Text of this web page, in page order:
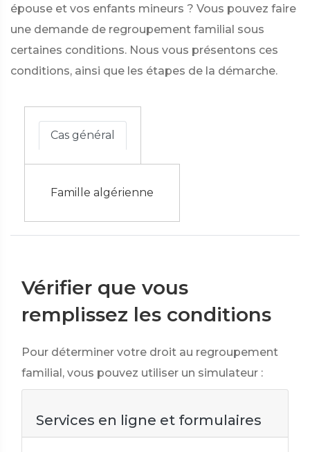
épouse et vos enfants mineurs ? Vous pouvez faire
une demande de regroupement familial sous
certaines conditions. Nous vous présentons ces
conditions, ainsi que les étapes de la démarche.
Cas général
Famille algérienne
Vérifier que vous
remplissez les conditions
Pour déterminer votre droit au regroupement
familial, vous pouvez utiliser un simulateur :
Services en ligne et formulaires